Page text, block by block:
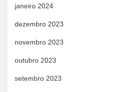
janeiro 2024
dezembro 2023
novembro 2023
outubro 2023
setembro 2023